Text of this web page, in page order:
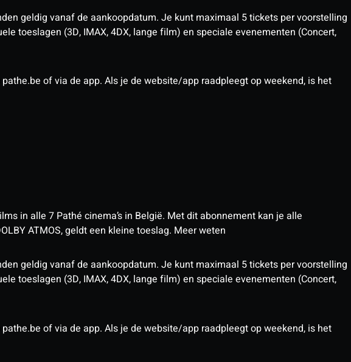
geldig vanaf de aankoopdatum. Je kunt maximaal 5 tickets per voorstelling
toeslagen (3D, IMAX, 4DX, lange film) en speciale evenementen (Concert,
of via de app. Als je de website/app raadpleegt op weekend, is het
in alle 7 Pathé cinema’s in België. Met dit abonnement kan je alle
ATMOS, geldt een kleine toeslag. Meer weten
geldig vanaf de aankoopdatum. Je kunt maximaal 5 tickets per voorstelling
toeslagen (3D, IMAX, 4DX, lange film) en speciale evenementen (Concert,
of via de app. Als je de website/app raadpleegt op weekend, is het